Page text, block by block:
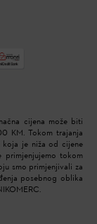
cijena može biti
KM. Tokom trajanja
je niža od cijene
tokom
smo primjenjivali za
posebnog oblika